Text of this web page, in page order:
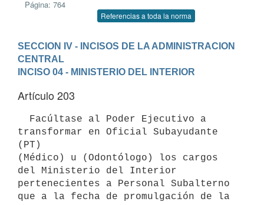
Página: 764
Referencias a toda la norma
SECCION IV - INCISOS DE LA ADMINISTRACION
CENTRAL
INCISO 04 - MINISTERIO DEL INTERIOR
Artículo 203
transformar en Oficial Subayudante
(PT)
(Médico) u (Odontólogo) los cargos
del Ministerio del Interior
pertenecientes a Personal Subalterno
que a la fecha de promulgación de la